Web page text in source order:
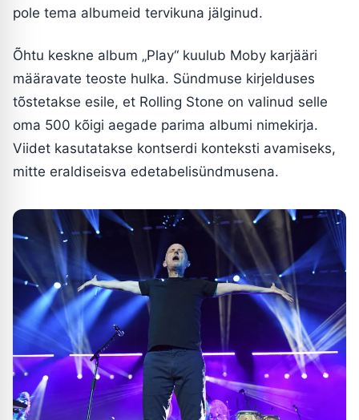
pole tema albumeid tervikuna jälginud.
Õhtu keskne album „Play“ kuulub Moby karjääri
määravate teoste hulka. Sündmuse kirjelduses
tõstetakse esile, et Rolling Stone on valinud selle
oma 500 kõigi aegade parima albumi nimekirja.
Viidet kasutatakse kontserdi konteksti avamiseks,
mitte eraldiseisva edetabelisündmusena.